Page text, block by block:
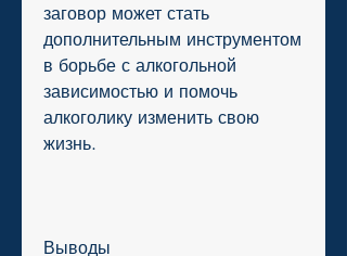
заговор может стать
дополнительным инструментом
в борьбе с алкогольной
зависимостью и помочь
алкоголику изменить свою
жизнь.
Выводы